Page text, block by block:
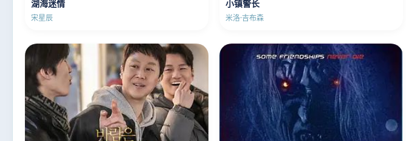
湖海迷情
宋星辰
小镇警长
米洛·吉布森